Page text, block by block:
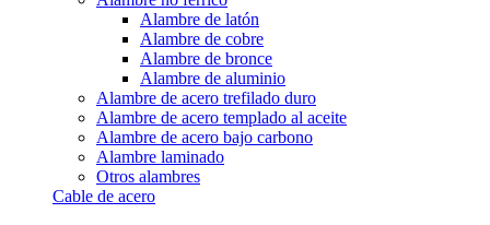
Alambre de latón
Alambre de cobre
Alambre de bronce
Alambre de aluminio
Alambre de acero trefilado duro
Alambre de acero templado al aceite
Alambre de acero bajo carbono
Alambre laminado
Otros alambres
Cable de acero